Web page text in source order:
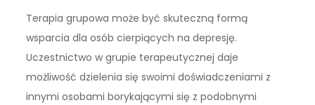
Terapia grupowa może być skuteczną formą
wsparcia dla osób cierpiących na depresję.
Uczestnictwo w grupie terapeutycznej daje
możliwość dzielenia się swoimi doświadczeniami z
innymi osobami borykającymi się z podobnymi